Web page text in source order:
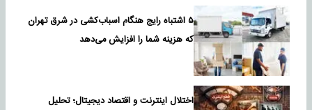
۵ اشتباه رایج هنگام اسباب‌کشی در شرق تهران
که هزینه شما را افزایش می‌دهد
اختلال اینترنت و اقتصاد دیجیتال؛ تحلیل